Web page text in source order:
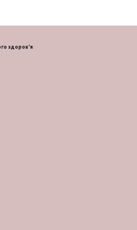
ВЕТЕРАНАМ І
здоров'я